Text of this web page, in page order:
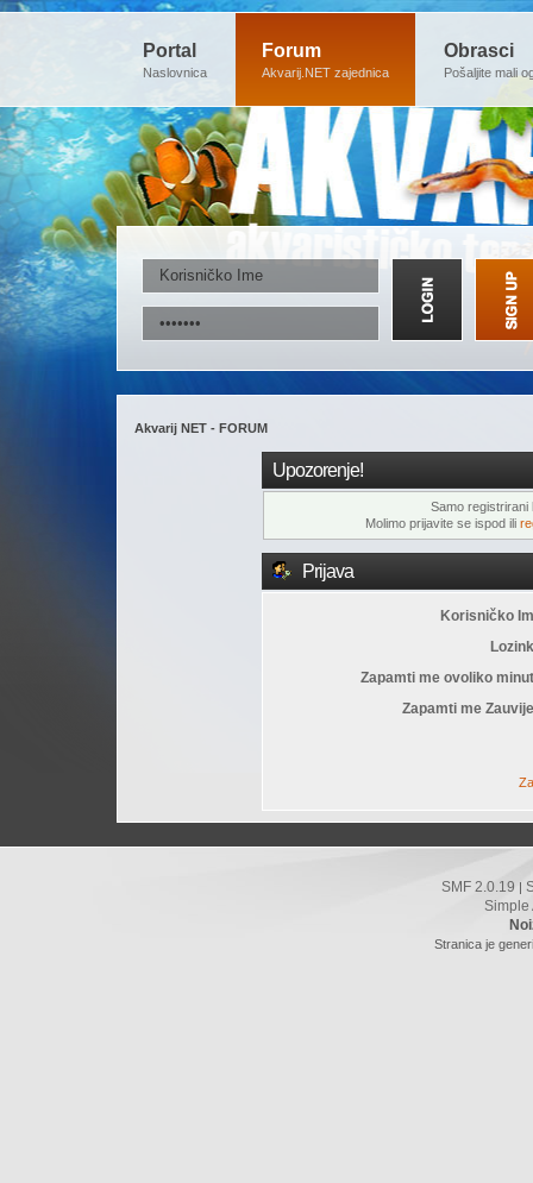
Portal
Naslovnica
Forum
Akvarij.NET zajednica
Obrasci
Pošaljite mali
Akvarij NET - FORUM
Upozorenje!
Samo registrirani
Molimo prijavite se ispod ili
Prijava
Korisničko
Zapamti me ovoliko
Zapamti me
SMF 2.0.19
Simple
Stranica je